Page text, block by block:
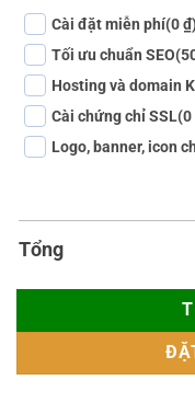
Cài đặt miễn phí(0
Tối ưu chuẩn SEO
Hosting và domain
Cài chứng chỉ SSL(0
Logo, banner, icon
Tổng